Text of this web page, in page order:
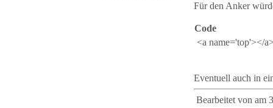
Für den Anker
Code
<a name='top'></
Eventuell auch in
Bearbeitet von am